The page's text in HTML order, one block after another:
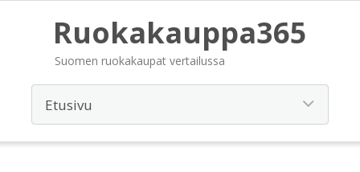
Ruokakauppa365
Suomen ruokakaupat vertailussa